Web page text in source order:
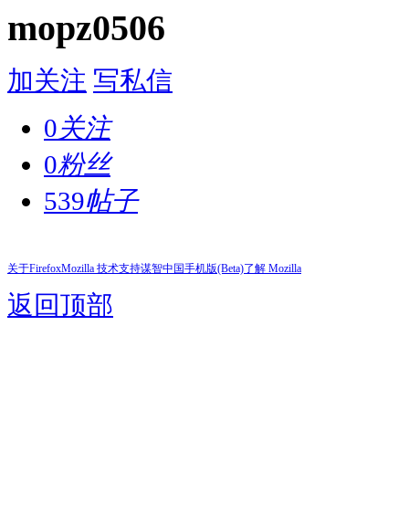
mopz0506
加关注 写私信
0关注
0粉丝
539帖子
关于FirefoxMozilla 技术支持谋智中国手机版(Beta)了解 Mozilla
返回顶部